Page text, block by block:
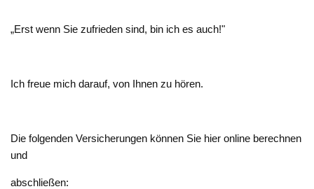
„Erst wenn Sie zufrieden sind, bin ich es auch!"
Ich freue mich darauf, von Ihnen zu hören.
Die folgenden Versicherungen können Sie hier online berechnen
und
abschließen: